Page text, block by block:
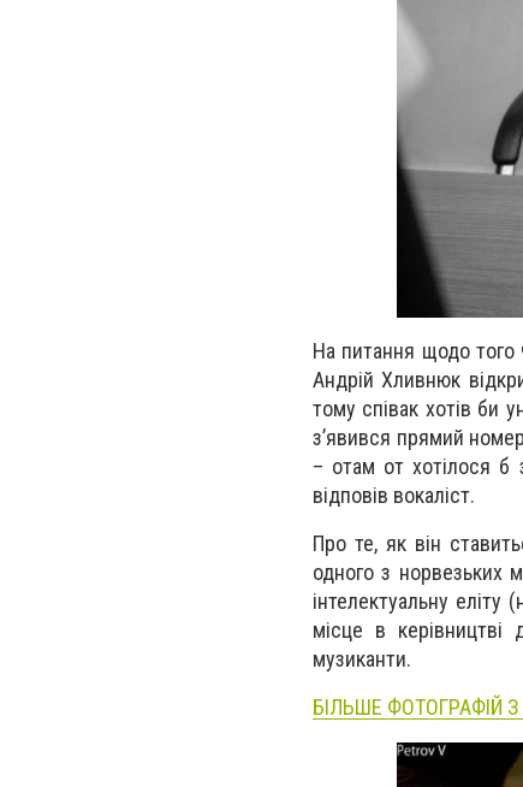
На питання щодо того
Андрій Хливнюк
тому співак хотів би
з’явився прямий
– отам от хотілося б
відповів вокаліст.
Про те, як він
одного з норвезьких
інтелектуальну
місце в
музиканти.
БІЛЬШЕ ФОТОГРАФІЙ